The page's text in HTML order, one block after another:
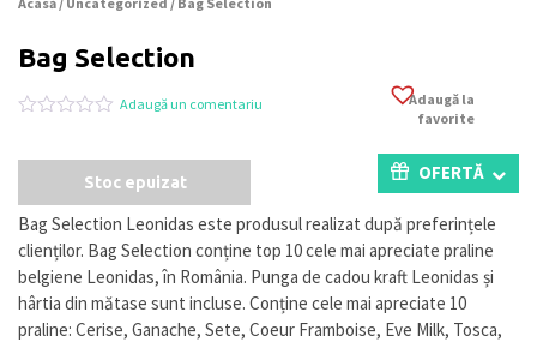
Bag Selection
5
pe
baza
a
evaluări
de
la
clienți
Adaugă un comentariu
Adaugă la
favorite
Stoc epuizat OFERTĂ
Bag Selection Leonidas este produsul realizat după preferințele
clienților. Bag Selection conține top 10 cele mai apreciate praline
belgiene Leonidas, în România. Punga de cadou kraft Leonidas și
hârtia din mătase sunt incluse. Conține cele mai apreciate 10
praline: Cerise, Ganache, Sete, Coeur Framboise, Eve Milk, Tosca,